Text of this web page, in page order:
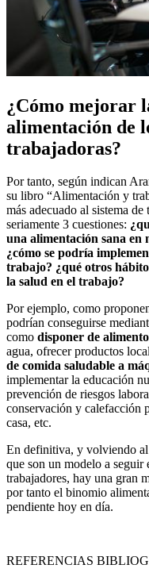
¿Cómo mejorar
alimentación de
trabajadoras?
Por tanto, según indican
su libro “Alimentación y
más adecuado al sistema
seriamente 3 cuestiones:
una alimentación sana en
¿cómo se podría
trabajo? ¿qué otros
la salud en el trabajo?
Por ejemplo, como
podrían conseguirse
como disponer de
agua, ofrecer productos
de comida saludable a
implementar la educación
prevención de riesgos
conservación y calefacción
casa, etc.
En definitiva, y volviendo
que son un modelo a seguir
trabajadores, hay una gran
por tanto el binomio
pendiente hoy en día.
REFERENCIAS